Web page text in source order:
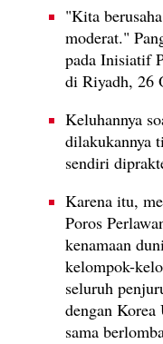
"Kita
moderat."
pada Inisiatif
di Riyadh, 26
Keluhannya
dilakukannya
sendiri
Karena itu,
Poros
kenamaan
kelompok-
seluruh
dengan Korea
sama